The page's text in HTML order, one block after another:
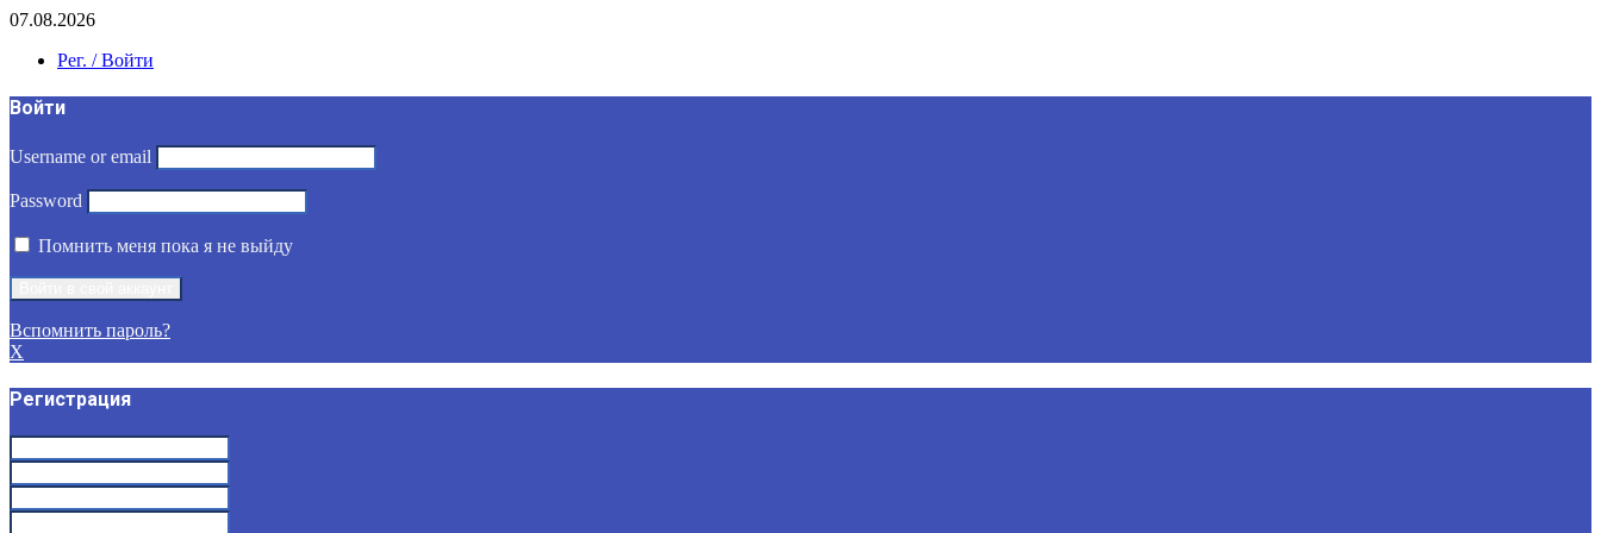
07.08.2026
Рег. / Войти
Войти
Username or email
Password
Помнить меня пока я не выйду
Вспомнить пароль?
X
Регистрация